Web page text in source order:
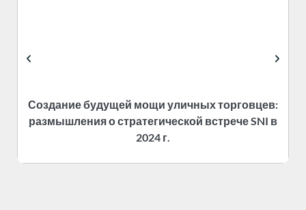
Создание будущей мощи уличных торговцев:
размышления о стратегической встрече SNI в
2024 г.